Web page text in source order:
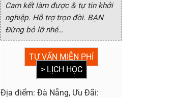
Cam kết làm được & tự tin khởi
nghiệp. Hỗ trợ trọn đời. BẠN
Đừng bỏ lỡ nhé…
TƯ VẤN MIỄN PHÍ
> LỊCH HỌC
Địa điểm: Đà Nẵng, Ưu Đãi: